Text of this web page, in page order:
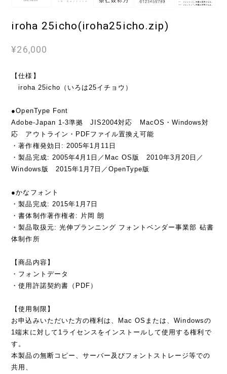
iroha 25icho(iroha25icho.zip)
¥26,000
【仕様】
iroha 25icho（いろは25イチョウ）
●OpenType Font
Adobe-Japan 1-3準拠 JIS2004対応 MacOS・Windows対
応 アウトライン・PDFファイル置換え可能
・著作権発効日: 2005年1月11日
・製品完成: 2005年4月1日／Mac OS版 2010年3月20日／
Windows版 2015年1月7日／OpenType版
●かなフォント
・製品完成: 2015年1月7日
・書体制作著作権者: 片岡 朗
・製品取扱元: 光伸プランニング フォントベンダー事業部 砧書
体制作所
【商品内容】
・フォントデータ
・使用許諾契約書（PDF）
【使用制限】
お申込みいただいた方の権利は、Mac OSまたは、Windowsの
1端末に対して1ライセンスをインストールして使用する権利で
す。
本製品の無断コピー、サーバー及びフォントストレージ等での
共用、